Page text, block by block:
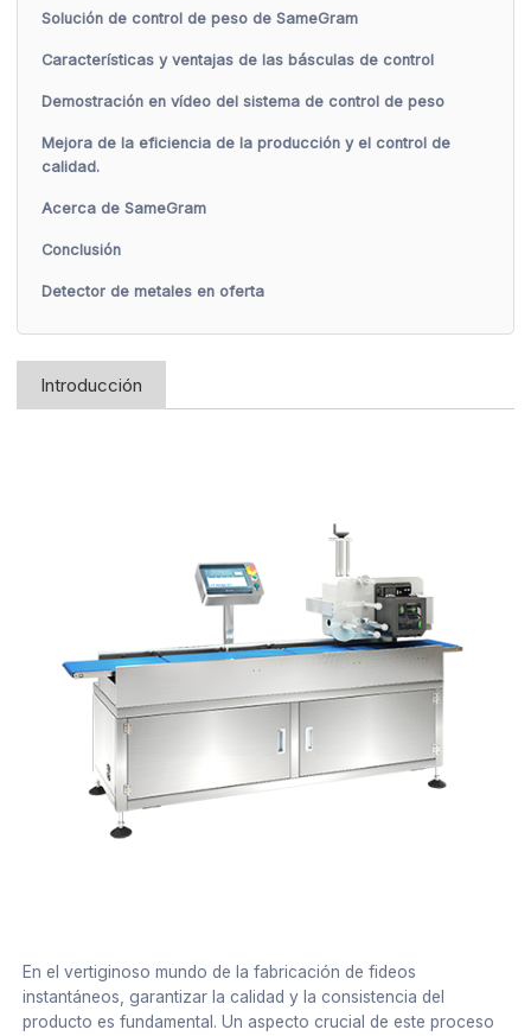
Solución de control de peso de SameGram
Características y ventajas de las básculas de control
Demostración en vídeo del sistema de control de peso
Mejora de la eficiencia de la producción y el control de
calidad.
Acerca de SameGram
Conclusión
Detector de metales en oferta
Introducción
En el vertiginoso mundo de la fabricación de fideos
instantáneos, garantizar la calidad y la consistencia del
producto es fundamental. Un aspecto crucial de este proceso